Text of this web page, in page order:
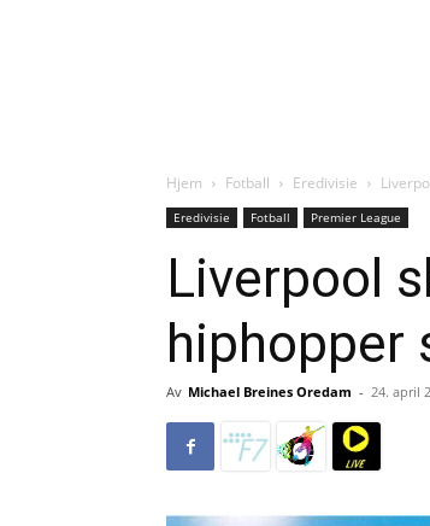
Hjem Fotball Eredivisie
Eredivisie Fotball Premier League
Liverpool
hiphopper
Av Michael Breines Oredam - 24. april